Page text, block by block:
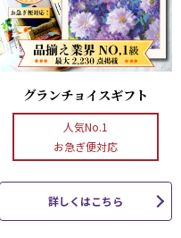
グランチョイスギフト
人気No.1
お急ぎ便対応
詳しくはこちら